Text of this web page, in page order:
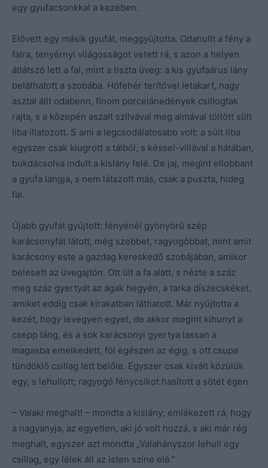
egy gyufacsonkkal a kezében.
Elővett egy másik gyufát, meggyújtotta. Odahullt a fény a
falra, tenyérnyi világosságot vetett rá, s azon a helyen
átlátszó lett a fal, mint a tiszta üveg: a kis gyufaárus lány
beláthatott a szobába. Hófehér terítővel letakart, nagy
asztal állt odabenn, finom porcelánedények csillogtak
rajta, s a közepén aszalt szilvával meg almával töltött sült
liba illatozott. S ami a legcsodálatosabb volt: a sült liba
egyszer csak kiugrott a tálból, s késsel-villával a hátában,
bukdácsolva indult a kislány felé. De jaj, megint ellobbant
a gyufa lángja, s nem látszott más, csak a puszta, hideg
fal.
Újabb gyufát gyújtott: fényénél gyönyörű szép
karácsonyfát látott, még szebbet, ragyogóbbat, mint amit
karácsony este a gazdag kereskedő szobájában, amikor
belesett az üvegajtón. Ott ült a fa alatt, s nézte a száz
meg száz gyertyát az ágak hegyén, a tarka díszecskéket,
amiket eddig csak kirakatban láthatott. Már nyújtotta a
kezét, hogy levegyen egyet, de akkor megint kihunyt a
csepp láng, és a sok karácsonyi gyertya lassan a
magasba emelkedett, föl egészen az égig, s ott csupa
tündöklő csillag lett belőle. Egyszer csak kivált közülük
egy, s lehullott; ragyogó fénycsíkot hasított a sötét égen.
– Valaki meghalt! – mondta a kislány; emlékezett rá, hogy
a nagyanyja, az egyetlen, aki jó volt hozzá, s aki már rég
meghalt, egyszer azt mondta „Valahányszor lehull egy
csillag, egy lélek áll az isten színe elé.”